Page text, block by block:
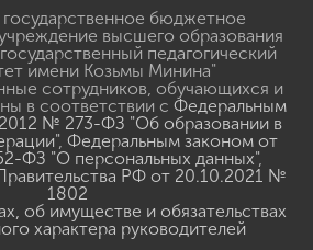
бюджетное
высшего образования
педагогический
имени Козьмы Минина"
сотрудников, обучающихся и
в соответствии с Федеральным
№ 273-ФЗ "Об образовании в
, Федеральным законом от
ФЗ "О персональных данных",
РФ от 20.10.2021 №
1802
об имуществе и обязательствах
характера руководителей